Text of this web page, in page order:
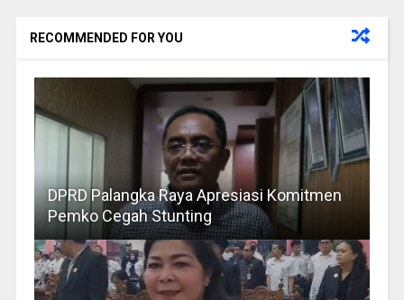
RECOMMENDED FOR YOU
DPRD Palangka Raya Apresiasi Komitmen
Pemko Cegah Stunting